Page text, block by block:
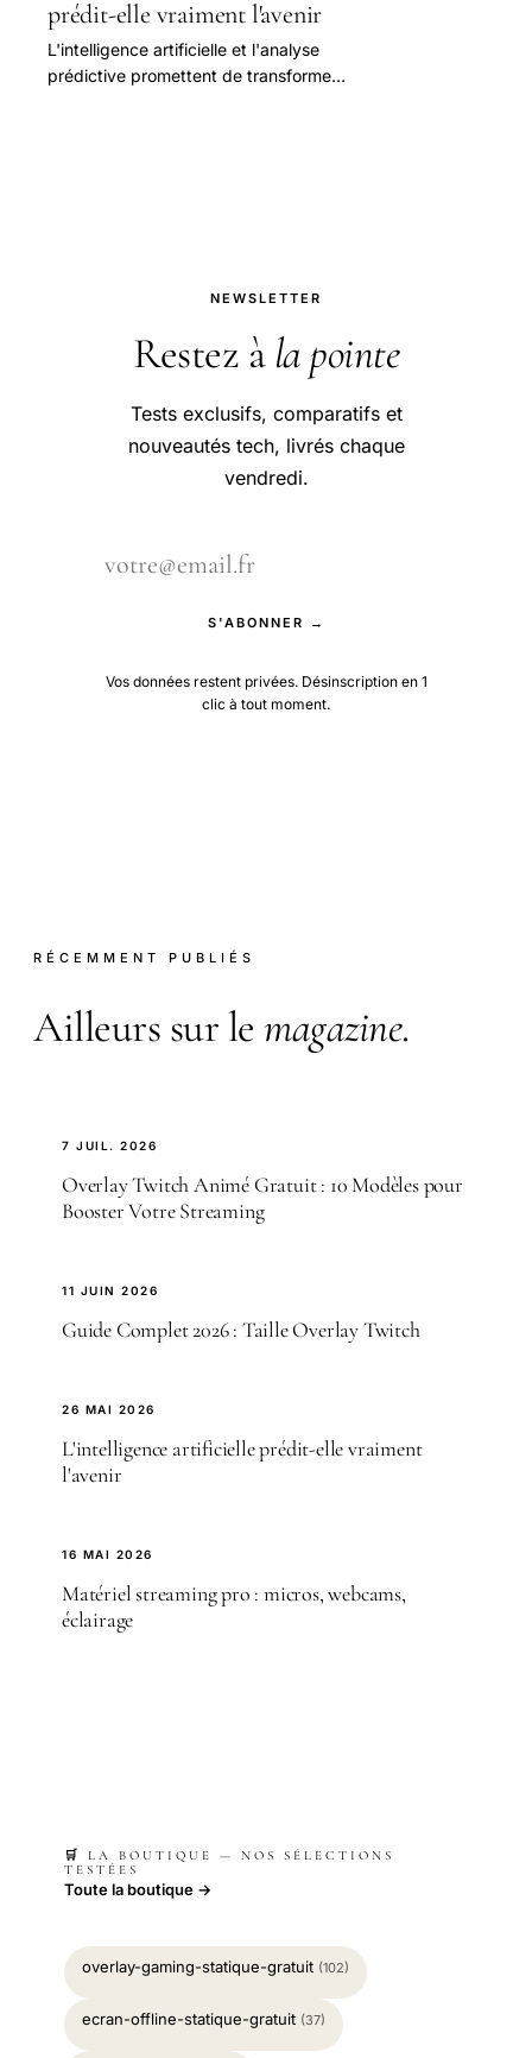
prédit-elle vraiment l'avenir
L'intelligence artificielle et l'analyse
prédictive promettent de transformer
NEWSLETTER
Restez à la pointe
Tests exclusifs, comparatifs et
nouveautés tech, livrés chaque
vendredi.
S'ABONNER →
Vos données restent privées. Désinscription en 1
clic à tout moment.
RÉCEMMENT PUBLIÉS
Ailleurs sur le magazine.
7 JUIL. 2026
Overlay Twitch Animé Gratuit : 10 Modèles pour
Booster Votre Streaming
11 JUIN 2026
Guide Complet 2026 : Taille Overlay Twitch
26 MAI 2026
L'intelligence artificielle prédit-elle vraiment
l'avenir
16 MAI 2026
Matériel streaming pro : micros, webcams,
éclairage
🛒 LA BOUTIQUE — NOS SÉLECTIONS
TESTÉES
Toute la boutique →
overlay-gaming-statique-gratuit (102)
ecran-offline-statique-gratuit (37)